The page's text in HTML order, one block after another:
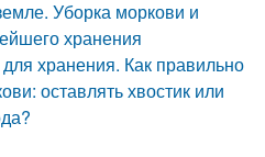
Уборка моркови и
хранения
хранения. Как правильно
оставлять хвостик или